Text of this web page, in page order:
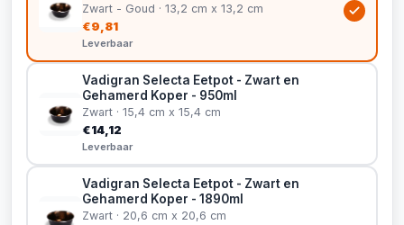
Zwart - Goud · 13,2 cm x 13,2 cm
€9,81
Leverbaar
Vadigran Selecta Eetpot - Zwart en
Gehamerd Koper - 950ml
Zwart · 15,4 cm x 15,4 cm
€14,12
Leverbaar
Vadigran Selecta Eetpot - Zwart en
Gehamerd Koper - 1890ml
Zwart · 20,6 cm x 20,6 cm